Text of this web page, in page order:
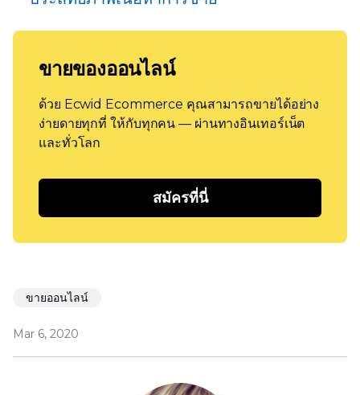
ขายของออนไลน์
ด้วย Ecwid Ecommerce คุณสามารถขายได้อย่าง
ง่ายดายทุกที่ ให้กับทุกคน — ผ่านทางอินเทอร์เน็ต
และทั่วโลก
สมัครที่นี่
ขายออนไลน์
Mar 6, 2020